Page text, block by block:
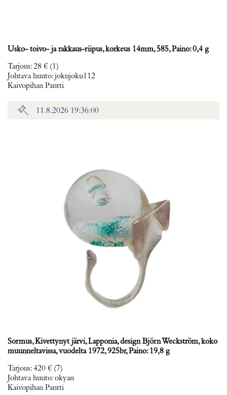
Usko- toivo- ja rakkaus-riipus, korkeus 14mm, 585, Paino: 0,4 g
Tarjous:28 € (1)
Johtava huuto:jokujoku112
Kaivopihan Pantti
11.8.2026 19:36:00
Sormus, Kivettynyt järvi, Lapponia, design Björn Weckström, koko
muunneltavissa, vuodelta 1972, 925br, Paino: 19,8 g
Tarjous:420 € (7)
Johtava huuto:okyan
Kaivopihan Pantti